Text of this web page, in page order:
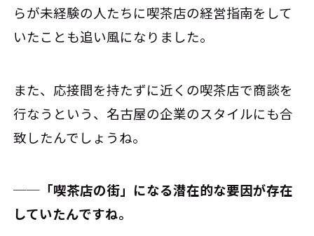
らが未経験の人たちに喫茶店の経営指南をして
いたことも追い風になりました。
また、応接間を持たずに近くの喫茶店で商談を
行なうという、名古屋の企業のスタイルにも合
致したんでしょうね。
──「喫茶店の街」になる潜在的な要因が存在
していたんですね。